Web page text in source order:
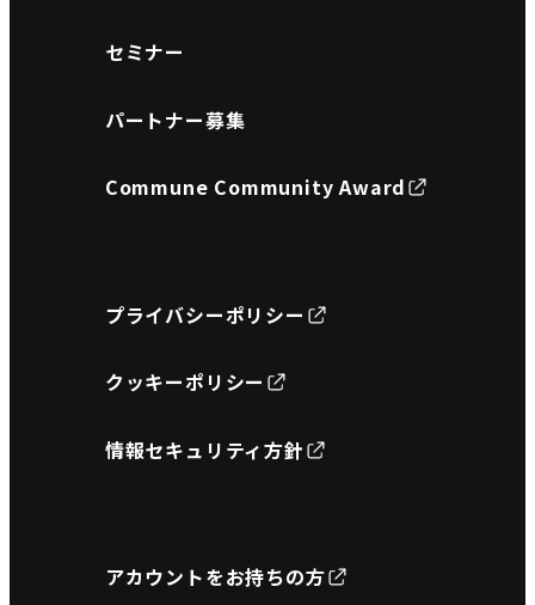
セミナー
パートナー募集
Commune Community Award
プライバシーポリシー
クッキーポリシー
情報セキュリティ方針
アカウントをお持ちの方